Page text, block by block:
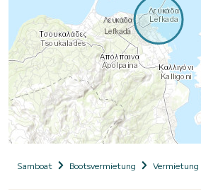
Samboat Bootsvermietung Vermietung